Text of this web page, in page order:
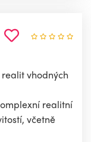
vhodných
realitní
včetně